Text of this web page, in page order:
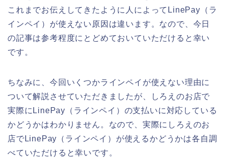
これまでお伝えしてきたように人によってLinePay（ラ
インペイ）が使えない原因は違います。なので、今日
の記事は参考程度にとどめておいていただけると幸い
です。
ちなみに、今回いくつかラインペイが使えない理由に
ついて解説させていただきましたが、しろえのお店で
実際にLinePay（ラインペイ）の支払いに対応している
かどうかはわかりません。なので、実際にしろえのお
店でLinePay（ラインペイ）が使えるかどうかは各自調
べていただけると幸いです。